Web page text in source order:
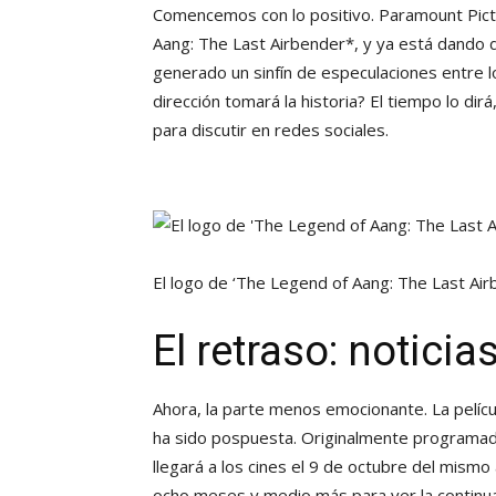
Comencemos con lo positivo. Paramount
Aang: The Last Airbender*, y ya está dando
generado un sinfín de especulaciones entre
dirección tomará la historia? El tiempo lo
para discutir en redes sociales.
El logo de ‘The Legend of Aang: The Last
El retraso:
Ahora, la parte menos emocionante. La
ha sido pospuesta. Originalmente
llegará a los cines el 9 de octubre del